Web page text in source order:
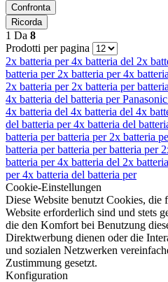
Confronta
Ricorda
1 Da 8
Prodotti per pagina
2x batteria per4x batteria del 2x
batteria per 2x batteria per4x
2x batteria per 2x batteria per
4x batteria del batteria perPanasonic
4x batteria del 4x batteria del 4x
del batteria per4x batteria del
batteria perbatteria per 2x batteria
batteria perbatteria perbatteria per
batteria per4x batteria del 2x
per4x batteria del batteria per
Cookie-Einstellungen
Diese Website benutzt Cookies, die
Website erforderlich sind und stets
die den Komfort bei Benutzung
Direktwerbung dienen oder die
und sozialen Netzwerken
Zustimmung gesetzt.
Konfiguration